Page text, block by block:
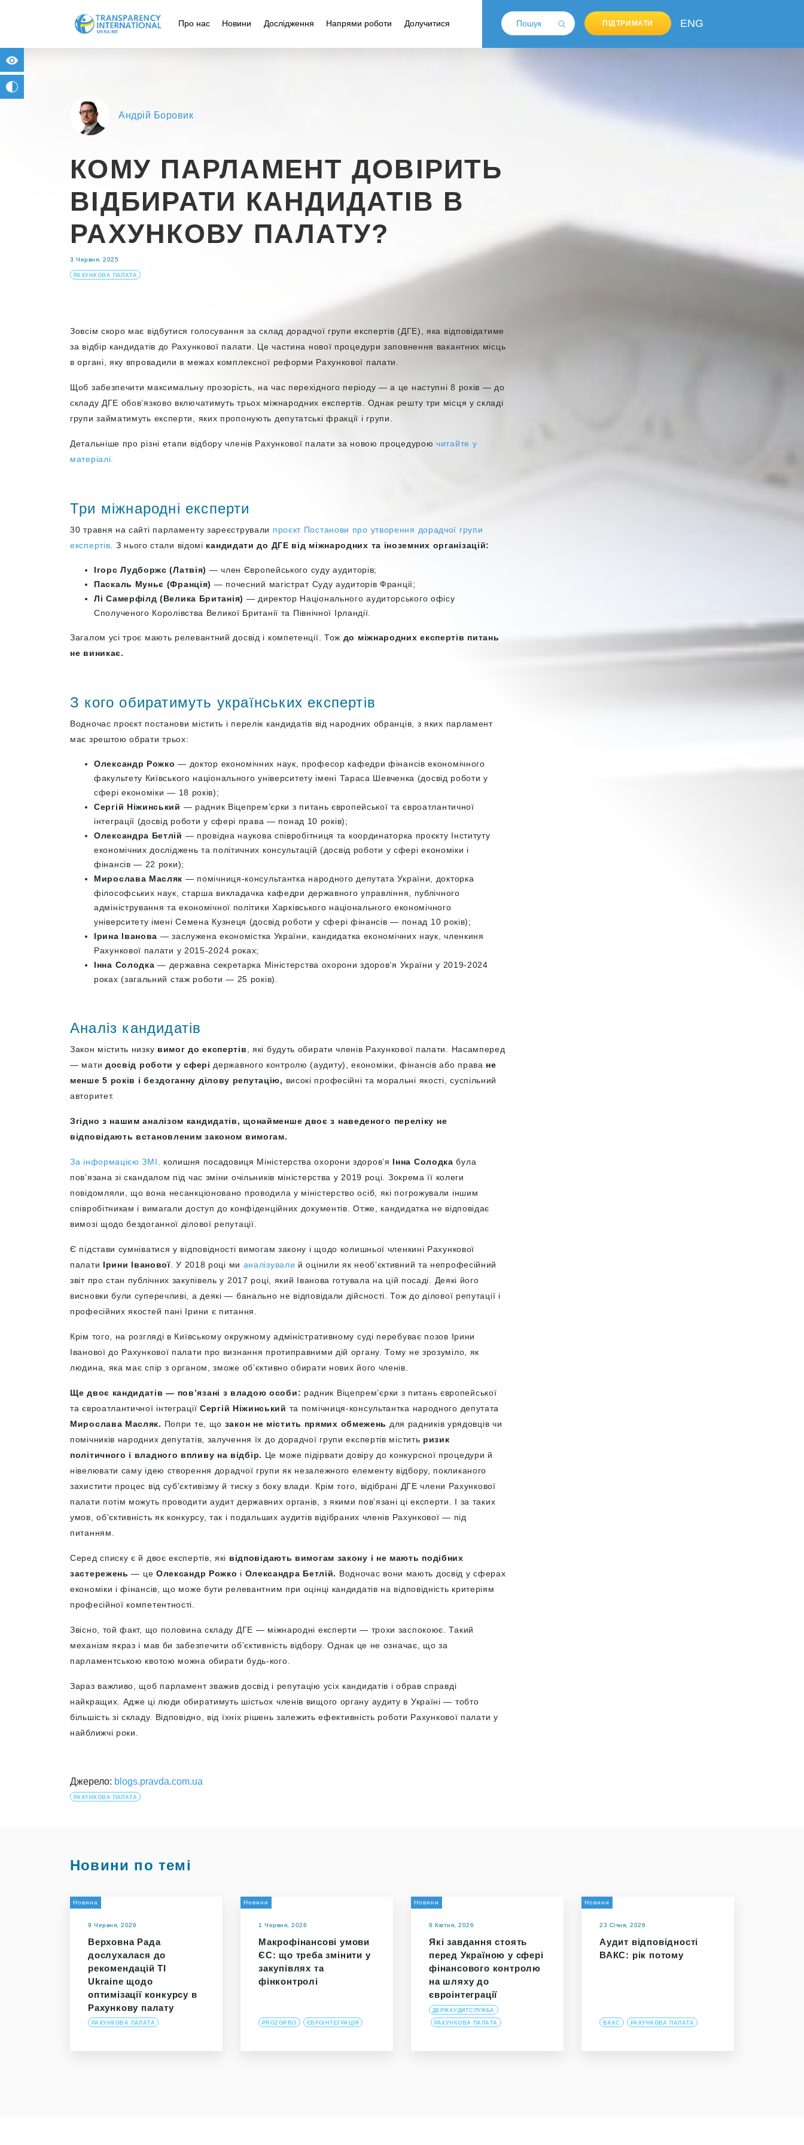
Про нас Новини Дослідження Напрями роботи Долучитися ПІДТРИМАТИ ENG
Андрій Боровик
КОМУ ПАРЛАМЕНТ ДОВІРИТЬ
ВІДБИРАТИ КАНДИДАТІВ В
РАХУНКОВУ ПАЛАТУ?
3 Червня, 2025
РАХУНКОВА ПАЛАТА
Зовсім скоро має відбутися голосування за склад дорадчої групи експертів (ДГЕ), яка відповідатиме
за відбір кандидатів до Рахункової палати. Це частина нової процедури заповнення вакантних місць
в органі, яку впровадили в межах комплексної реформи Рахункової палати.
Щоб забезпечити максимальну прозорість, на час перехідного періоду — а це наступні 8 років — до
складу ДГЕ обов’язково включатимуть трьох міжнародних експертів. Однак решту три місця у складі
групи займатимуть експерти, яких пропонують депутатські фракції і групи.
Детальніше про різні етапи відбору членів Рахункової палати за новою процедуроючитайте у
матеріалі.
Три міжнародні експерти
30 травня на сайті парламенту зареєстрували проєкт Постанови про утворення дорадчої групи
експертів . З нього стали відомі кандидати до ДГЕ від міжнародних та іноземних організацій:
Ігорс Лудборжс (Латвія) — член Європейського суду аудиторів;
Паскаль Муньє (Франція) — почесний магістрат Суду аудиторів Франції;
Лі Самерфілд (Велика Британія) — директор Національного аудиторського офісу
Сполученого Королівства Великої Британії та Північної Ірландії.
Загалом усі троє мають релевантний досвід і компетенції. Тож до міжнародних експертів питань
не виникає.
З кого обиратимуть українських експертів
Водночас проєкт постанови містить і перелік кандидатів від народних обранців, з яких парламент
має зрештою обрати трьох:
Олександр Рожко — доктор економічних наук, професор кафедри фінансів економічного
факультету Київського національного університету імені Тараса Шевченка (досвід роботи у
сфері економіки — 18 років);
Сергій Ніжинський — радник Віцепрем’єрки з питань європейської та євроатлантичної
інтеграції (досвід роботи у сфері права — понад 10 років);
Олександра Бетлій — провідна наукова співробітниця та координаторка проєкту Інституту
економічних досліджень та політичних консультацій (досвід роботи у сфері економіки і
фінансів — 22 роки);
Мирослава Масляк — помічниця-консультантка народного депутата України, докторка
філософських наук, старша викладачка кафедри державного управління, публічного
адміністрування та економічної політики Харківського національного економічного
університету імені Семена Кузнеця (досвід роботи у сфері фінансів — понад 10 років);
Ірина Іванова — заслужена економістка України, кандидатка економічних наук, членкиня
Рахункової палати у 2015-2024 роках;
Інна Солодка — державна секретарка Міністерства охорони здоров’я України у 2019-2024
роках (загальний стаж роботи — 25 років).
Аналіз кандидатів
Закон містить низку вимог до експертів
, які будуть обирати членів Рахункової палати. Насамперед
— мати досвід роботи у сфері державного контролю (аудиту), економіки, фінансів або права не
менше 5 років і бездоганну ділову репутацію, високі професійні та моральні якості, суспільний
авторитет.
Згідно з нашим аналізом кандидатів, щонайменше двоє з наведеного переліку не
відповідають встановленим законом вимогам.
За інформацією ЗМІ, колишня посадовиця Міністерства охорони здоров’я Інна Солодка була
пов’язана зі скандалом під час зміни очільників міністерства у 2019 році. Зокрема її колеги
повідомляли, що вона несанкціоновано проводила у міністерство осіб, які погрожували іншим
співробітникам і вимагали доступ до конфіденційних документів. Отже, кандидатка не відповідає
вимозі щодо бездоганної ділової репутації.
Є підстави сумніватися у відповідності вимогам закону і щодо колишньої членкині Рахункової
палати Ірини Іванової. У 2018 році ми аналізували й оцінили як необ’єктивний та непрофесійний
звіт про стан публічних закупівель у 2017 році, який Іванова готувала на цій посаді. Деякі його
висновки були суперечливі, а деякі — банально не відповідали дійсності. Тож до ділової репутації і
професійних якостей пані Ірини є питання.
Крім того, на розгляді в Київському окружному адміністративному суді перебуває позов Ірини
Іванової до Рахункової палати про визнання протиправними дій органу. Тому не зрозуміло, як
людина, яка має спір з органом, зможе об’єктивно обирати нових його членів.
Ще двоє кандидатів — пов’язані з владою особи: радник Віцепрем’єрки з питань європейської
та євроатлантичної інтеграції Сергій Ніжинський та помічниця-консультантка народного депутата
Мирослава Масляк. Попри те, що закон не містить прямих обмежень для радників урядовців чи
помічників народних депутатів, залучення їх до дорадчої групи експертів містить ризик
політичного і владного впливу на відбір. Це може підірвати довіру до конкурсної процедури й
нівелювати саму ідею створення дорадчої групи як незалежного елементу відбору, покликаного
захистити процес від суб’єктивізму й тиску з боку влади.
Крім того, відібрані ДГЕ члени Рахункової
палати потім можуть проводити аудит державних органів, з якими пов’язані ці експерти. І за таких
умов, об’єктивність як конкурсу, так і подальших аудитів відібраних членів Рахункової — під
питанням.
Серед списку є й двоє експертів, які відповідають вимогам закону і не мають подібних
застережень — це Олександр Рожко і Олександра Бетлій. Водночас вони мають досвід у сферах
економіки і фінансів, що може бути релевантним при оцінці кандидатів на відповідність критеріям
професійної компетентності.
Звісно, той факт, що половина складу ДГЕ — міжнародні експерти — трохи заспокоює. Такий
механізм якраз і мав би забезпечити об’єктивність відбору. Однак це не означає, що за
парламентською квотою можна обирати будь-кого.
Зараз важливо, щоб парламент зважив досвід і репутацію усіх кандидатів і обрав справді
найкращих. Адже ці люди обиратимуть шістьох членів вищого органу аудиту в Україні — тобто
більшість зі складу. Відповідно, від їхніх рішень залежить ефективність роботи Рахункової палати у
найближчі роки.
Джерело: blogs.pravda.com.ua
РАХУНКОВА ПАЛАТА
Новини по темі
Новина
9 Червня, 2026
Верховна Рада
дослухалася до
рекомендацій TI
Ukraine щодо
оптимізації конкурсу в
Рахункову палату
РАХУНКОВА ПАЛАТА
Новини
1 Червня, 2026
Макрофінансові умови
ЄС: що треба змінити у
закупівлях та
фінконтролі
PROZORRO ЄВРОІНТЕГРАЦІЯ
Новини
6 Квітня, 2026
Які завдання стоять
перед Україною у сфері
фінансового контролю
на шляху до
євроінтеграції
ДЕРЖАУДИТСЛУЖБА
РАХУНКОВА ПАЛАТА
Новини
23 Січня, 2026
Аудит відповідності
ВАКС: рік потому
ВАКС РАХУНКОВА ПАЛАТА